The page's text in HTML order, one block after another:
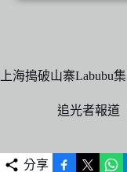
上海搗破山寨Labubu
追光者報道
分享